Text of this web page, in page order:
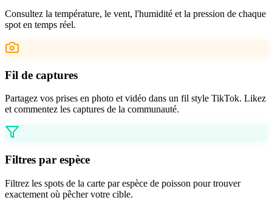
Consultez la température, le vent, l'humidité et la pression de chaque
spot en temps réel.
Fil de captures
Partagez vos prises en photo et vidéo dans un fil style TikTok. Likez
et commentez les captures de la communauté.
Filtres par espèce
Filtrez les spots de la carte par espèce de poisson pour trouver
exactement où pêcher votre cible.